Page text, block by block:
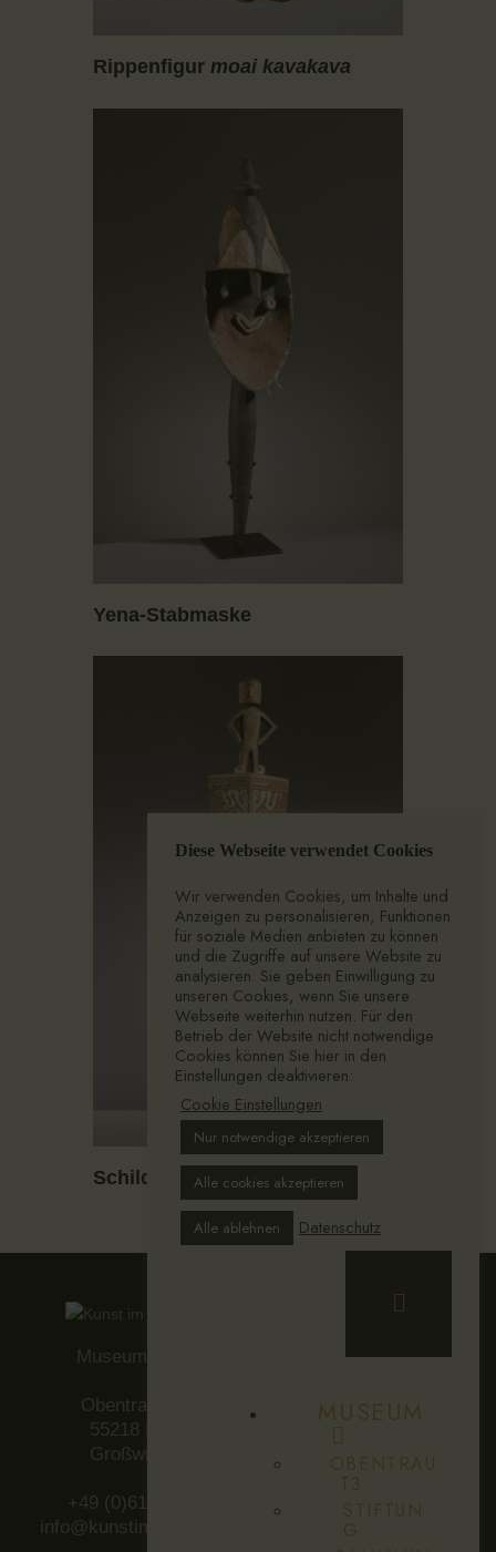
Rippenfigur moai kavakava
Yena-Stabmaske
Schild mit Ahnenfigur
Museum Obentraut3
Obentrautstraße 3a
55218 Ingelheim-
Großwinternheim
+49 (0)6130 94 93 282
info@kunstimaltenweingut.de
Diese Webseite verwendet Cookies
Wir verwenden Cookies, um Inhalte und
Anzeigen zu personalisieren, Funktionen
für soziale Medien anbieten zu können
und die Zugriffe auf unsere Website zu
analysieren. Sie geben Einwilligung zu
unseren Cookies, wenn Sie unsere
Webseite weiterhin nutzen. Für den
Betrieb der Website nicht notwendige
Cookies können Sie hier in den
Einstellungen deaktivieren:
Cookie Einstellungen
Nur notwendige akzeptieren
Alle cookies akzeptieren
Alle ablehnen Datenschutz
MUSEUM
OBENTRAU
T3
STIFTUN
G